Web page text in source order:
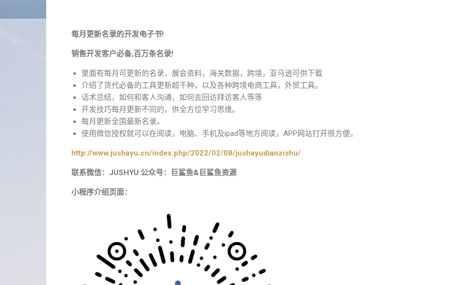
每月更新名录的开发电子书!
销售开发客户必备,百万条名录!
里面有每月可更新的名录，展会资料，海关数据，跨境，亚马逊可供下载
介绍了货代必备的工具更新超千种，以及各种跨境电商工具，外贸工具。
话术总结，如何和客人沟通，如何去回访拜访客人等等
开发技巧每月更新不同的，供全方位学习思维。
每月更新全国最新名录。
使用微信授权就可以在阅读，电脑、手机及ipad等地方阅读，APP网站打开很方便。
http://www.jushayu.cn/index.php/2022/02/08/jushayudianzishu/
联系微信：JUSHYU 公众号：巨鲨鱼&巨鲨鱼资源
小程序介绍页面：